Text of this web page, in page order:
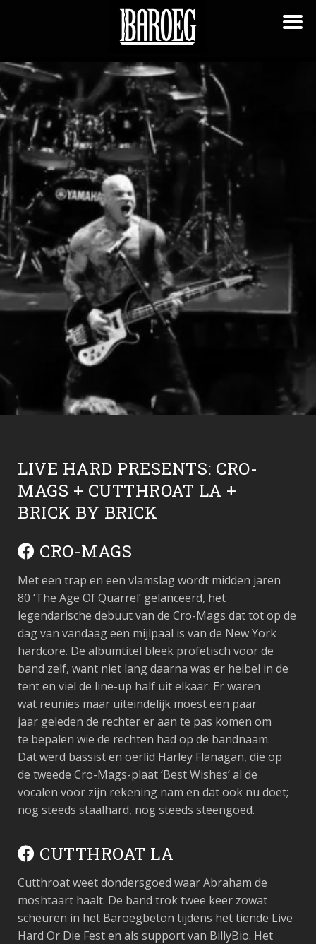
LIVE HARD PRESENTS: CRO-
MAGS + CUTTHROAT LA +
BRICK BY BRICK
CRO-MAGS
Met een trap en een vlamslag wordt midden jaren
80 ‘The Age Of Quarrel’ gelanceerd, het
legendarische debuut van de Cro-Mags dat tot op de
dag van vandaag een mijlpaal is van de New York
hardcore. De albumtitel bleek profetisch voor de
band zelf, want niet lang daarna was er heibel in de
tent en viel de line-up half uit elkaar. Er waren
wat reünies maar uiteindelijk moest een paar
jaar geleden de rechter er aan te pas komen om
te bepalen wie de rechten had op de bandnaam.
Dat werd bassist en oerlid Harley Flanagan, die op
de tweede Cro-Mags-plaat ‘Best Wishes’ al de
vocalen voor zijn rekening nam en dat ook nu doet;
nog steeds staalhard, nog steeds steengoed.
CUTTHROAT LA
Cutthroat weet dondersgoed waar Abraham de
moshtaart haalt. De band trok twee keer zowat
scheuren in het Baroegbeton tijdens het tiende Live
Hard Or Die Fest en als support van BillyBio. Het